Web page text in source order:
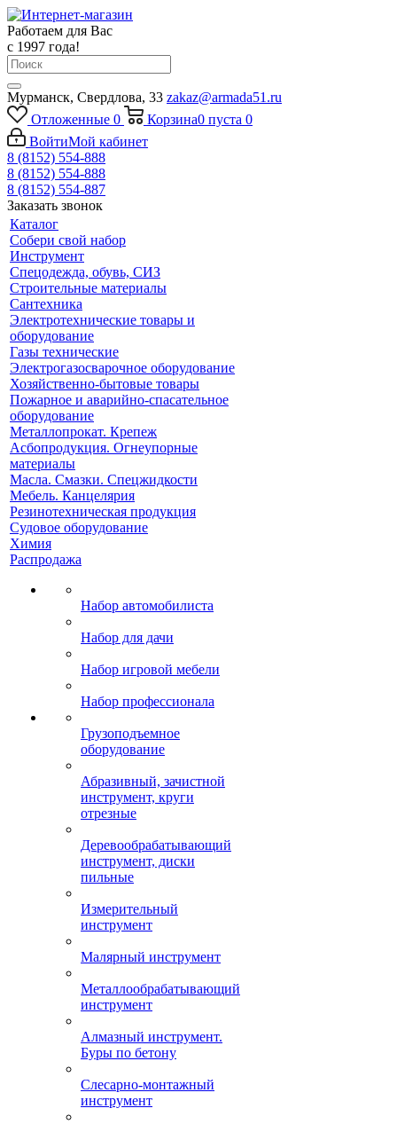
Работаем для Вас
с 1997 года!
Мурманск, Свердлова, 33 zakaz@armada51.ru
Отложенные 0 Корзина0 пуста 0
ВойтиМой кабинет
8 (8152) 554-888
8 (8152) 554-888
8 (8152) 554-887
Заказать звонок
Каталог
Собери свой набор
Инструмент
Спецодежда, обувь, СИЗ
Строительные материалы
Сантехника
Электротехнические товары и
оборудование
Газы технические
Электрогазосварочное оборудование
Хозяйственно-бытовые товары
Пожарное и аварийно-спасательное
оборудование
Металлопрокат. Крепеж
Асбопродукция. Огнеупорные
материалы
Масла. Смазки. Спецжидкости
Мебель. Канцелярия
Резинотехническая продукция
Судовое оборудование
Химия
Распродажа
Набор автомобилиста
Набор для дачи
Набор игровой мебели
Набор профессионала
Грузоподъемное
оборудование
Абразивный, зачистной
инструмент, круги
отрезные
Деревообрабатывающий
инструмент, диски
пильные
Измерительный
инструмент
Малярный инструмент
Металлообрабатывающий
инструмент
Алмазный инструмент.
Буры по бетону
Слесарно-монтажный
инструмент